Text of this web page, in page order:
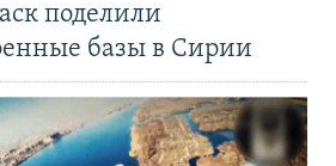
поделили
базы в Сирии